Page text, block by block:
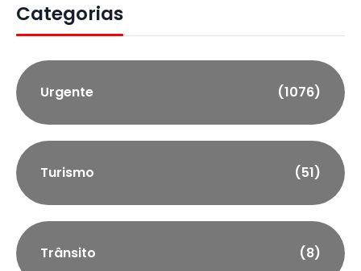
Categorias
Urgente (1076)
Turismo (51)
Trânsito (8)